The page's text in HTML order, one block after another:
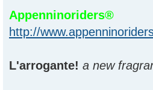
Appenninoriders®
http://
L'arrogante! a new